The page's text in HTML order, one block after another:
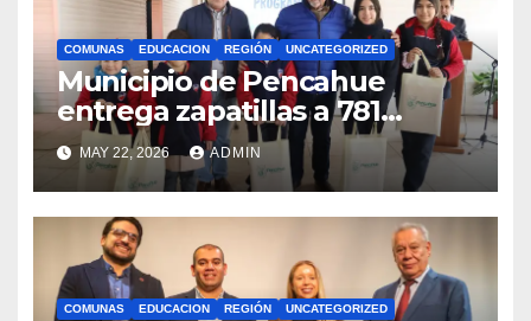
COMUNAS EDUCACION REGIÓN UNCATEGORIZED
Municipio de Pencahue
entrega zapatillas a 781
estudiantes con recursos del
Royalty Minero
MAY 22, 2026 ADMIN
COMUNAS EDUCACION REGIÓN UNCATEGORIZED